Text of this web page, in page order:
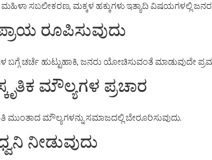
ಮಹಿಳಾ ಸಬಲೀಕರಣ, ಮಕ್ಕಳ ಹಕ್ಕುಗಳು ಇತ್ಯಾದಿ ವಿಷಯಗಳಲ್ಲಿ
ರೂಪಿಸುವುದು
ಚರ್ಚೆ ಹುಟ್ಟುಹಾಕಿ, ಜನರು ಯೋಚಿಸುವಂತೆ ಮಾಡುವುದೇ
ಮೌಲ್ಯಗಳ ಪ್ರಚಾರ
ಮುಂತಾದ ಮೌಲ್ಯಗಳನ್ನು ಸಮಾಜದಲ್ಲಿ ಬೇರೂರಿಸುವುದು.
ನೀಡುವುದು